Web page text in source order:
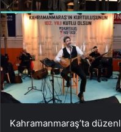
Kahramanmaraş’ta